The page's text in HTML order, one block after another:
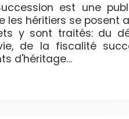
est une
les héritiers se posent
y sont traités: du
de la fiscalité
d'héritage…